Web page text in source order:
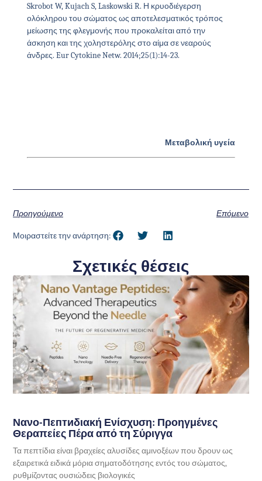
Skrobot W, Kujach S, Laskowski R. Η κρυοδιέγερση
ολόκληρου του σώματος ως αποτελεσματικός τρόπος
μείωσης της φλεγμονής που προκαλείται από την
άσκηση και της χοληστερόλης στο αίμα σε νεαρούς
άνδρες. Eur Cytokine Netw. 2014;25(1):14-23.
Μεταβολική υγεία
Προηγούμενο Επόμενο
Μοιραστείτε την ανάρτηση:
Σχετικές θέσεις
Νανο-Πεптиδιακή Ενίσχυση: Προηγμένες
Θεραπείες Πέρα από τη Σύριγγα
Τα πεπτίδια είναι βραχείες αλυσίδες αμινοξέων που δρουν ως
εξαιρετικά ειδικά μόρια σηματοδότησης εντός του σώματος,
ρυθμίζοντας ουσιώδεις βιολογικές